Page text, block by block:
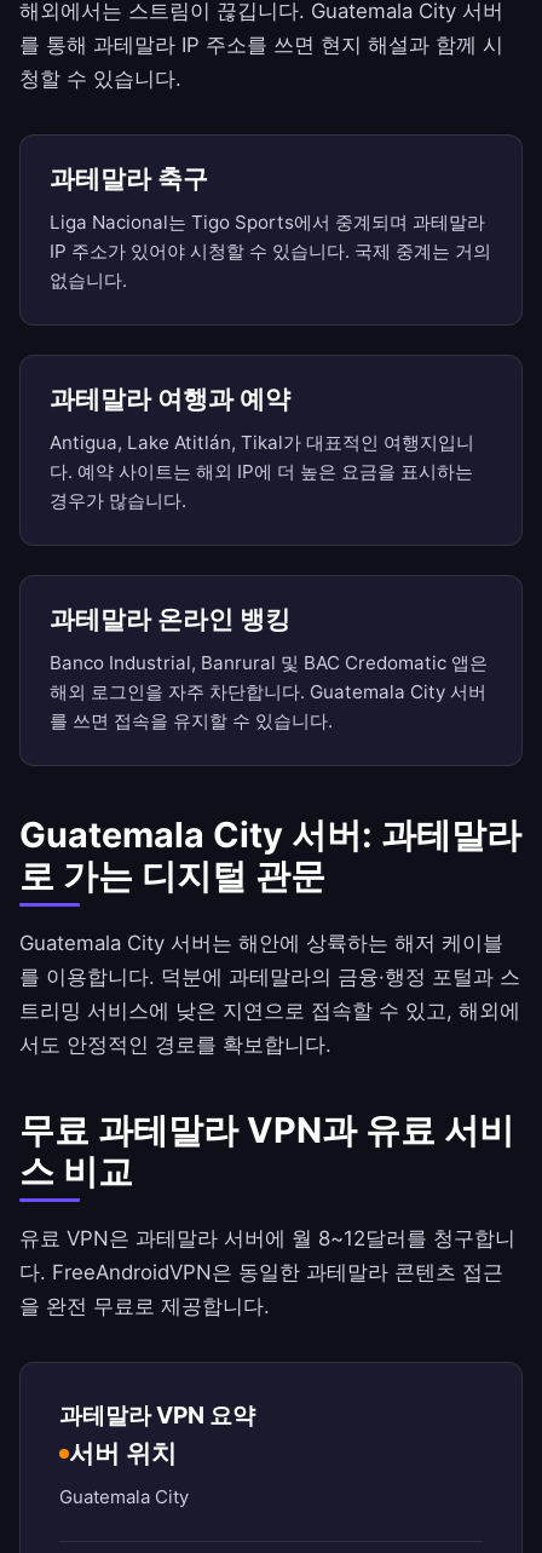
해외에서는 스트림이 끊깁니다. Guatemala City 서버
를 통해 과테말라 IP 주소를 쓰면 현지 해설과 함께 시
청할 수 있습니다.
과테말라 축구
Liga Nacional는 Tigo Sports에서 중계되며 과테말라
IP 주소가 있어야 시청할 수 있습니다. 국제 중계는 거의
없습니다.
과테말라 여행과 예약
Antigua, Lake Atitlán, Tikal가 대표적인 여행지입니
다. 예약 사이트는 해외 IP에 더 높은 요금을 표시하는
경우가 많습니다.
과테말라 온라인 뱅킹
Banco Industrial, Banrural 및 BAC Credomatic 앱은
해외 로그인을 자주 차단합니다. Guatemala City 서버
를 쓰면 접속을 유지할 수 있습니다.
Guatemala City 서버: 과테말라
로 가는 디지털 관문
Guatemala City 서버는 해안에 상륙하는 해저 케이블
를 이용합니다. 덕분에 과테말라의 금융·행정 포털과 스
트리밍 서비스에 낮은 지연으로 접속할 수 있고, 해외에
서도 안정적인 경로를 확보합니다.
무료 과테말라 VPN과 유료 서비
스 비교
유료 VPN은 과테말라 서버에 월 8~12달러를 청구합니
다. FreeAndroidVPN은 동일한 과테말라 콘텐츠 접근
을 완전 무료로 제공합니다.
과테말라 VPN 요약
서버 위치
Guatemala City